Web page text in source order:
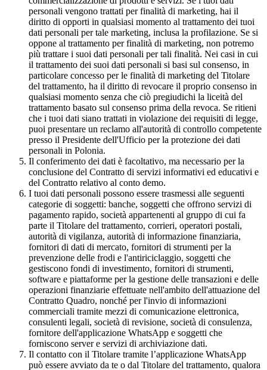
personali vengono trattati per finalità di marketing, hai il
diritto di opporti in qualsiasi momento al trattamento dei tuoi
dati personali per tale marketing, inclusa la profilazione. Se si
oppone al trattamento per finalità di marketing, non potremo
più trattare i suoi dati personali per tali finalità. Nei casi in cui
il trattamento dei suoi dati personali si basi sul consenso, in
particolare concesso per le finalità di marketing del Titolare
del trattamento, ha il diritto di revocare il proprio consenso in
qualsiasi momento senza che ciò pregiudichi la liceità del
trattamento basato sul consenso prima della revoca. Se ritieni
che i tuoi dati siano trattati in violazione dei requisiti di legge,
puoi presentare un reclamo all'autorità di controllo competente
presso il Presidente dell'Ufficio per la protezione dei dati
personali in Polonia.
Il conferimento dei dati è facoltativo, ma necessario per la
conclusione del Contratto di servizi informativi ed educativi e
del Contratto relativo al conto demo.
I tuoi dati personali possono essere trasmessi alle seguenti
categorie di soggetti: banche, soggetti che offrono servizi di
pagamento rapido, società appartenenti al gruppo di cui fa
parte il Titolare del trattamento, corrieri, operatori postali,
autorità di vigilanza, autorità di informazione finanziaria,
fornitori di dati di mercato, fornitori di strumenti per la
prevenzione delle frodi e l'antiriciclaggio, soggetti che
gestiscono fondi di investimento, fornitori di strumenti,
software e piattaforme per la gestione delle transazioni e delle
operazioni finanziarie effettuate nell'ambito dell'attuazione del
Contratto Quadro, nonché per l'invio di informazioni
commerciali tramite mezzi di comunicazione elettronica,
consulenti legali, società di revisione, società di consulenza,
fornitore dell'applicazione WhatsApp e soggetti che
forniscono server e servizi di archiviazione dati.
Il contatto con il Titolare tramite l’applicazione WhatsApp
può essere avviato da te o dal Titolare del trattamento, qualora